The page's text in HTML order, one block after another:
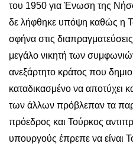
του 1950 για Ένωση της
δε λήφθηκε υπόψη καθώς η
σφήνα στις
μεγάλο νικητή των
ανεξάρτητο κράτος που
καταδικασμένο να αποτύχει
των άλλων πρόβλεπαν τα
πρόεδρος και Τούρκος
υπουργούς έπρεπε να είναι